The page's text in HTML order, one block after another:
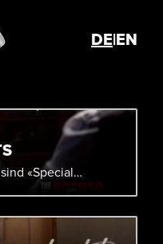
DE|EN
«Special